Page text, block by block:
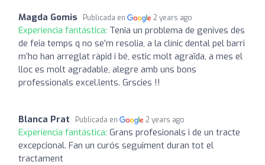
Magda Gomis Publicada en 2 years ago
Experiencia fantástica: Tenia un problema de genives des
de feia temps q no se’m resolia, a la clínic dental pel barri
m’ho han arreglat ràpid i bé, estic molt agraïda, a mes el
lloc es molt agradable, alegre amb uns bons
professionals excel.lents. Grscies !!
Blanca Prat Publicada en 2 years ago
Experiencia fantástica: Grans profesionals i de un tracte
excepcional. Fan un curós seguiment duran tot el
tractament